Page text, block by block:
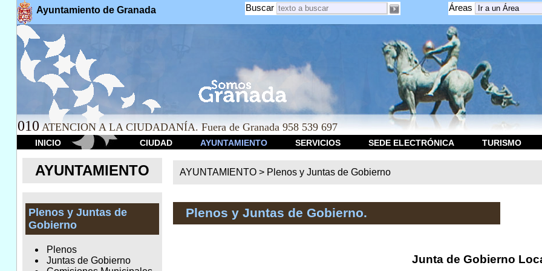
Ayuntamiento de Granada Áreas
Buscar
010 ATENCION A LA CIUDADANÍA. Fuera de Granada 958 539 697
INICIO CIUDAD AYUNTAMIENTO SERVICIOS SEDE ELECTRÓNICA TURISMO
AYUNTAMIENTO
Plenos y Juntas de
Gobierno
Plenos
Juntas de Gobierno
AYUNTAMIENTO > Plenos y Juntas de Gobierno
Plenos y Juntas de Gobierno.
Junta de Gobierno